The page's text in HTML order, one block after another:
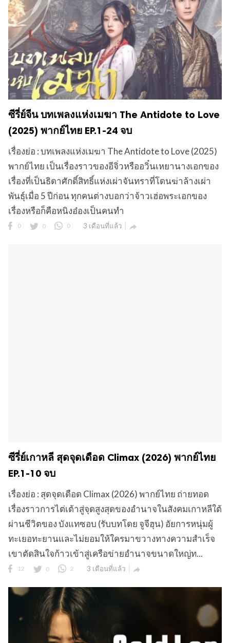
ซีรี่ย์จีน บทเพลงแห่งเมฆา The Antidote to Love
(2025) พากย์ไทย EP.1-24 จบ
เรื่องย่อ : บทเพลงแห่งเมฆา The Antidote to Love (2025)
พากย์ไทย เป็นเรื่องราวของอีจิ่วหรืออวิ๋นเหยานางเอกของ
เรื่องที่เป็นธิดาศักดิ์สิทธิ์แห่งเผ่าจันทราที่โดนฆ่าล้างเผ่า
พันธ์ุเมื่อ 5 ปีก่อน ทุกคนต่างบอกว่าจ้าวเฮ่อพระเอกของ
เรื่องหรือก็คือหนิงอ๋องเป็นคนทำ
0 0 0 3 เดือนที่แล้ว 
ซีรี่ย์เกาหลี สุดจุดเดือด Climax (2026) พากย์ไทย
EP.1-10 จบ
เรื่องย่อ : สุดจุดเดือด Climax (2026) พากย์ไทย ถ่ายทอด
เรื่องราวการไต่เต้าสู่จุดสูงสุดของอำนาจในสังคมเกาหลีใต้
ผ่านชีวิตของ บังแทซอบ (รับบทโดย จูจีฮุน) อัยการหนุ่มผู้
ทะเยอทะยานและไม่ยอมให้ใครมาขวางทางความสำเร็จ
เขาตัดสินใจก้าวเข้าสู่เครือข่ายอำนาจขนาดใหญ่ท...
12 0 2 3 เดือนที่แล้ว 